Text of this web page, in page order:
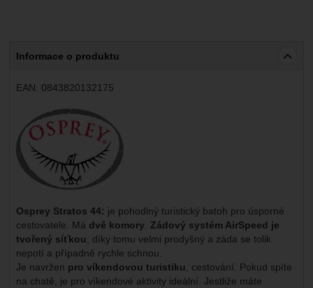
Informace o produktu
EAN: 0843820132175
Výrobce:
Osprey Stratos 44: je pohodlný turistický batoh pro úsporné
cestovatele. Má dvě komory
Zádový systém AirSpeed je
tvořený síťkou , díky tomu velmi prodyšný a záda se tolik
nepotí a případně rychle schnou.
Je navržen pro víkendovou turistiku , cestování. Pokud spíte
na chatě, je pro víkendové aktivity ideální. Jestliže máte